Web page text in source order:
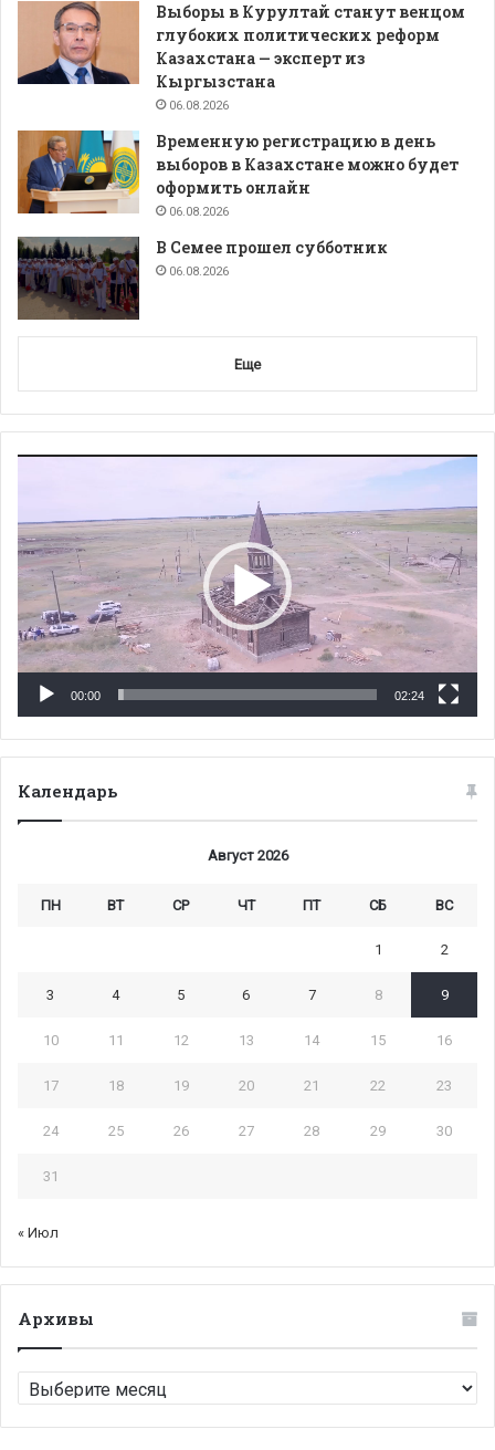
Выборы в Курултай станут венцом
глубоких политических реформ
Казахстана — эксперт из
Кыргызстана
06.08.2026
Временную регистрацию в день
выборов в Казахстане можно будет
оформить онлайн
06.08.2026
В Семее прошел субботник
06.08.2026
Еще
00:00 02:24
Календарь
Август 2026
ПН ВТ СР ЧТ ПТ СБ ВС
1 2
3 4 5 6 7 8 9
10 11 12 13 14 15 16
17 18 19 20 21 22 23
24 25 26 27 28 29 30
31
« Июл
Архивы
Архивы